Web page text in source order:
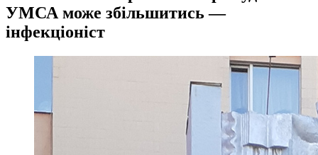
УМСА може збільшитись —
інфекціоніст